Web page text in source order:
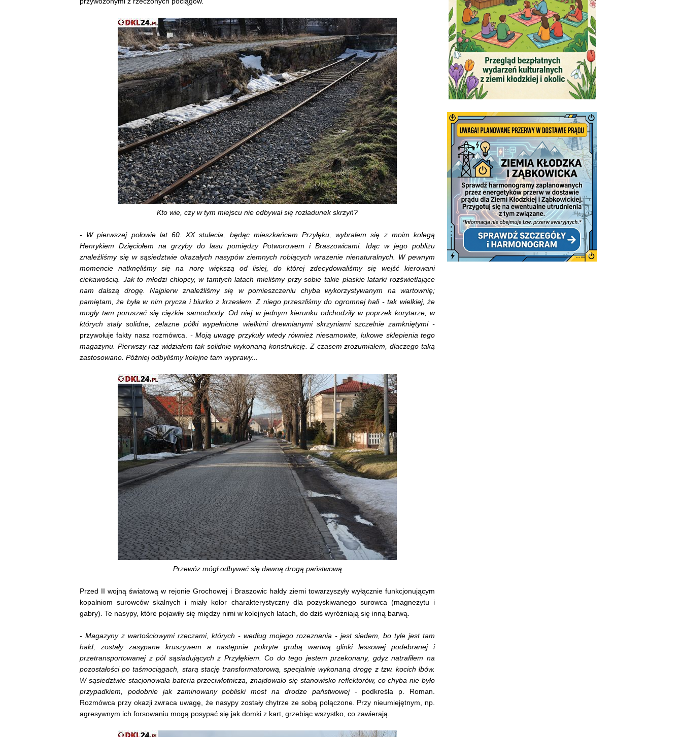
Kto wie, czy w tym miejscu nie odbywał się rozładunek skrzyń?
- W pierwszej połowie lat 60. XX stulecia, będąc mieszkańcem Przyłęku, wybrałem się z moim kolegą
Henrykiem Dzięciołem na grzyby do lasu pomiędzy Potworowem i Braszowicami. Idąc w jego pobliżu
znaleźliśmy się w sąsiedztwie okazałych nasypów ziemnych robiących wrażenie nienaturalnych. W pewnym
momencie natknęliśmy się na norę większą od lisiej, do której zdecydowaliśmy się wejść kierowani
ciekawością. Jak to młodzi chłopcy, w tamtych latach mieliśmy przy sobie takie płaskie latarki rozświetlające
nam dalszą drogę. Najpierw znaleźliśmy się w pomieszczeniu chyba wykorzystywanym na wartownię;
pamiętam, że była w nim prycza i biurko z krzesłem. Z niego przeszliśmy do ogromnej hali - tak wielkiej, że
mogły tam poruszać się ciężkie samochody. Od niej w jednym kierunku odchodziły w poprzek korytarze, w
których stały solidne, żelazne półki wypełnione wielkimi drewnianymi skrzyniami szczelnie zamkniętymi -
przywołuje fakty nasz rozmówca. - Moją uwagę przykuły wtedy również niesamowite, łukowe sklepienia tego
magazynu. Pierwszy raz widziałem tak solidnie wykonaną konstrukcję. Z czasem zrozumiałem, dlaczego taką
zastosowano. Później odbyliśmy kolejne tam wyprawy...
Przewóz mógł odbywać się dawną drogą państwową
Przed II wojną światową w rejonie Grochowej i Braszowic hałdy ziemi towarzyszyły wyłącznie funkcjonującym
kopalniom surowców skalnych i miały kolor charakterystyczny dla pozyskiwanego surowca (magnezytu i
gabry). Te nasypy, które pojawiły się między nimi w kolejnych latach, do dziś wyróżniają się inną barwą.
- Magazyny z wartościowymi rzeczami, których - według mojego rozeznania - jest siedem, bo tyle jest tam
hałd, zostały zasypane kruszywem a następnie pokryte grubą wartwą glinki lessowej podebranej i
przetransportowanej z pól sąsiadujących z Przyłękiem. Co do tego jestem przekonany, gdyż natrafiłem na
pozostałości po taśmociągach, starą stację transformatorową, specjalnie wykonaną drogę z tzw. kocich łbów.
W sąsiedztwie stacjonowała bateria przeciwlotnicza, znajdowało się stanowisko reflektorów, co chyba nie było
przypadkiem, podobnie jak zaminowany pobliski most na drodze państwowej - podkreśla p. Roman.
Rozmówca przy okazji zwraca uwagę, że nasypy zostały chytrze ze sobą połączone. Przy nieumiejętnym, np.
agresywnym ich forsowaniu mogą posypać się jak domki z kart, grzebiąc wszystko, co zawierają.